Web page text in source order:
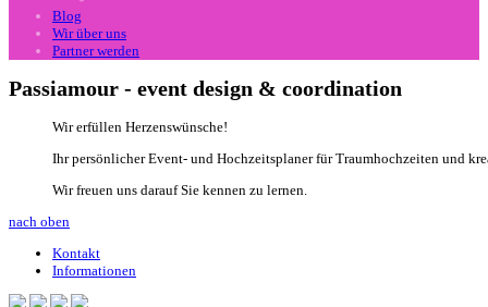
Blog
Wir über uns
Partner werden
Passiamour - event design & coordination
Wir erfüllen Herzenswünsche!
Ihr persönlicher Event- und Hochzeitsplaner für Traumhochzeiten und
Wir freuen uns darauf Sie kennen zu lernen.
nach oben
Kontakt
Informationen